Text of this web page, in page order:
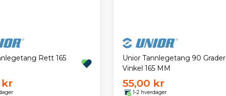
Rett 165
kr
Unior Tannlegetang 90 Grader
Vinkel 165 MM
55,00 kr
1-2 hverdager